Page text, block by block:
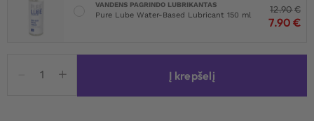
VANDENS PAGRINDO LUBRIKANTAS
Pure Lube Water-Based Lubricant 150 ml
12.90€
7.90 €
kiekis:
Į krepšelį